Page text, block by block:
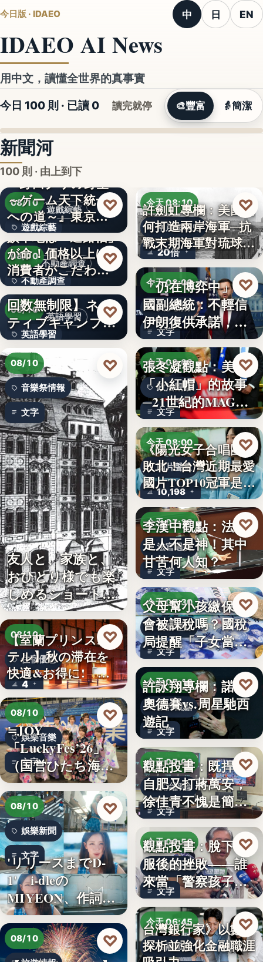
今日版 · IDAEO 中 日 EN
IDAEO AI News
用中文，讀懂全世界的真事實
今日 100 則 · 已讀 0 讀完就停 🎨豐富 👵簡潔
新聞河
100 則 · 由上到下
遊戲綜藝
08/10
遊戲綜藝
2
『野田クリの野望
～ゲーム天下統一
への道～』東京ゲ
ームショ…
♡
不動產調查
08/10
不動產調查
57.4%
旗竿地は「通路幅」
が命！価格以上に
消費者がこだわる
絶対条…
♡
英語學習
08/10
英語學習
文字
【英会話レッスン
回数無制限】ネイ
ティブキャンプ、
レッスン…
♡
08/10
音樂祭情報
文字
友人と、家族と、
おひとり様でも楽
しめるショート・
コンサー…
♡
08/10
住宿優惠
4
【室蘭プリンスホ
テル】秋の滞在を
快適&お得に!「じ
ゃらん…
♡
08/10
娛樂音樂
文字
≒JOY
「LuckyFes’26」
（国営ひたち海浜
公園…
♡
08/10
娛樂新聞
文字
'リリースまでD-
1' i-dleの
MIYEON、作詞
に…
♡
08/10 ♡
今天 08:10
兩岸海軍史
20倍
許劍虹專欄：美國如
何打造兩岸海軍─抗
戰末期海軍對琉球的
覬…
♡
今天 08:00
美伊關係
文字
「仍在博弈中」 美
國副總統：不輕信
伊朗復供承諾，外
交、經…
♡
今天 08:00
政治觀察
文字
張冬凝觀點：美國
「小紅帽」的故事
─21世紀的MAGA
有沒…
♡
今天 08:00
國片聲量
10,198
《陽光女子合唱團》
敗北！台灣近期最愛
國片TOP10冠軍是…
♡
今天 07:30
法官過勞
文字
李漢中觀點：法官
是人不是神！其中
甘苦何人知？
♡
今天 07:30
稅務理財
文字
父母幫小孩繳保費
會被課稅嗎？國稅
局提醒「子女當要
保人」恐…
♡
今天 07:10
影評觀點
文字
許詠翔專欄：諾蘭
奧德賽vs.周星馳西
遊記
♡
今天 07:00
政治評論
文字
觀點投書：既捍衛
自肥又打蔣萬安，
徐佳青不愧是簡舒
培的師父
♡
今天 06:50
警察家庭
文字
觀點投書：脫下制
服後的挫敗——誰
來當「警察孩子」
的保母？
♡
今天 06:45
金融職涯
台灣銀行家》以數字
探析並強化金融職涯
♡